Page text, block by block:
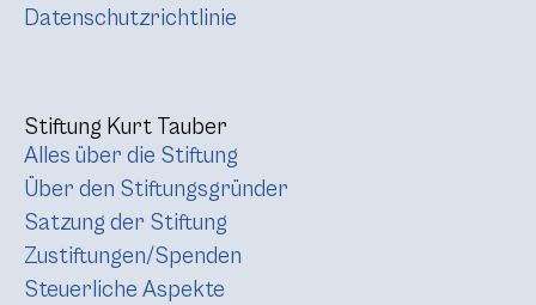
Datenschutzrichtlinie
Stiftung Kurt Tauber
Alles über die Stiftung
Über den Stiftungsgründer
Satzung der Stiftung
Zustiftungen/Spenden
Steuerliche Aspekte